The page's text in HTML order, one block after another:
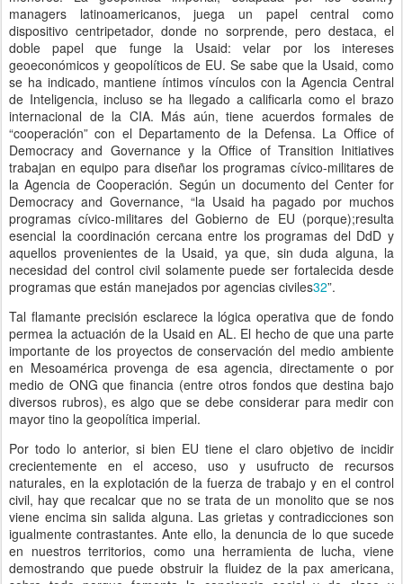
managers latinoamericanos, juega un papel central como
dispositivo centripetador, donde no sorprende, pero destaca, el
doble papel que funge la Usaid: velar por los intereses
geoeconómicos y geopolíticos de EU. Se sabe que la Usaid, como
se ha indicado, mantiene íntimos vínculos con la Agencia Central
de Inteligencia, incluso se ha llegado a calificarla como el brazo
internacional de la CIA. Más aún, tiene acuerdos formales de
“cooperación” con el Departamento de la Defensa. La Office of
Democracy and Governance y la Office of Transition Initiatives
trabajan en equipo para diseñar los programas cívico-militares de
la Agencia de Cooperación. Según un documento del Center for
Democracy and Governance, “la Usaid ha pagado por muchos
programas cívico-militares del Gobierno de EU (porque);resulta
esencial la coordinación cercana entre los programas del DdD y
aquellos provenientes de la Usaid, ya que, sin duda alguna, la
necesidad del control civil solamente puede ser fortalecida desde
programas que están manejados por agencias civiles32”.
Tal flamante precisión esclarece la lógica operativa que de fondo
permea la actuación de la Usaid en AL. El hecho de que una parte
importante de los proyectos de conservación del medio ambiente
en Mesoamérica provenga de esa agencia, directamente o por
medio de ONG que financia (entre otros fondos que destina bajo
diversos rubros), es algo que se debe considerar para medir con
mayor tino la geopolítica imperial.
Por todo lo anterior, si bien EU tiene el claro objetivo de incidir
crecientemente en el acceso, uso y usufructo de recursos
naturales, en la explotación de la fuerza de trabajo y en el control
civil, hay que recalcar que no se trata de un monolito que se nos
viene encima sin salida alguna. Las grietas y contradicciones son
igualmente contrastantes. Ante ello, la denuncia de lo que sucede
en nuestros territorios, como una herramienta de lucha, viene
demostrando que puede obstruir la fluidez de la pax americana,